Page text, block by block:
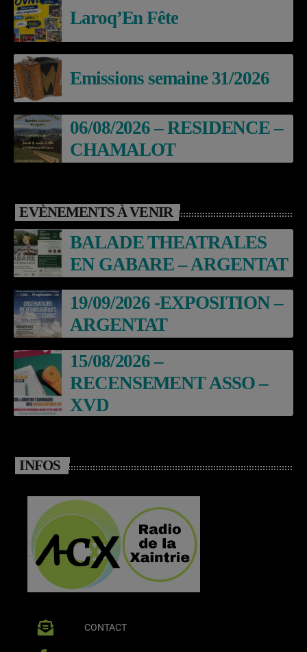
Laroq’En Fête
Emissions semaine 31/2026
06/08/2026 – RESIDENCE –
CHAMALOT
EVÈNEMENTS À VENIR
BALADE THEATRALES
EN GABARE – ARGENTAT
19/09/2026 -EXPOSITION –
ARGENTAT
15/08/2026 –
RECENSEMENT ASSO –
XVD
INFOS
CONTACT